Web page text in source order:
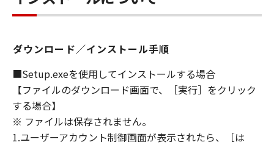
HELPING YOU TO USE THE SOFTWARE, OR
HEREUNDER.
7. DISCLAIMER OF WARRANTIES AND
LIABILITY
[NO WARRANTY] THE SOFTWARE IS
PROVIDED "AS IS" WITHOUT WARRANTY OF
ANY KIND, EITHER EXPRESSED OR IMPLIED,
ダウンロード／インストール手順
■Setup.exeを使用してインストールする場合
【ファイルのダウンロード画面で、［実行］をクリック
する場合】
※ ファイルは保存されません。
1.ユーザーアカウント制御画面が表示されたら、［は